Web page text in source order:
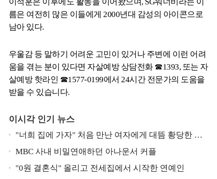
름은 여전히 많은 이들에게 2000년대 감성의 아이콘으로
남아 있다.
우울감 등 말하기 어려운 고민이 있거나 주변에 이런 어려
움을 겪는 분이 있다면 자살예방 상담전화 ☎1393, 또는 자
살예방 핫라인 ☎1577-0199에서 24시간 전문가의 도움을
받을 수 있습니다.
이시각 인기 뉴스
"너희 집에 가자" 처음 만난 여자에게 대뜸 황당한 요
구 했다는 MBC 아나운서
MBC 사내 비밀연애하던 아나운서 커플
"0원 결혼식" 올리고 전세집에서 시작한 연예인